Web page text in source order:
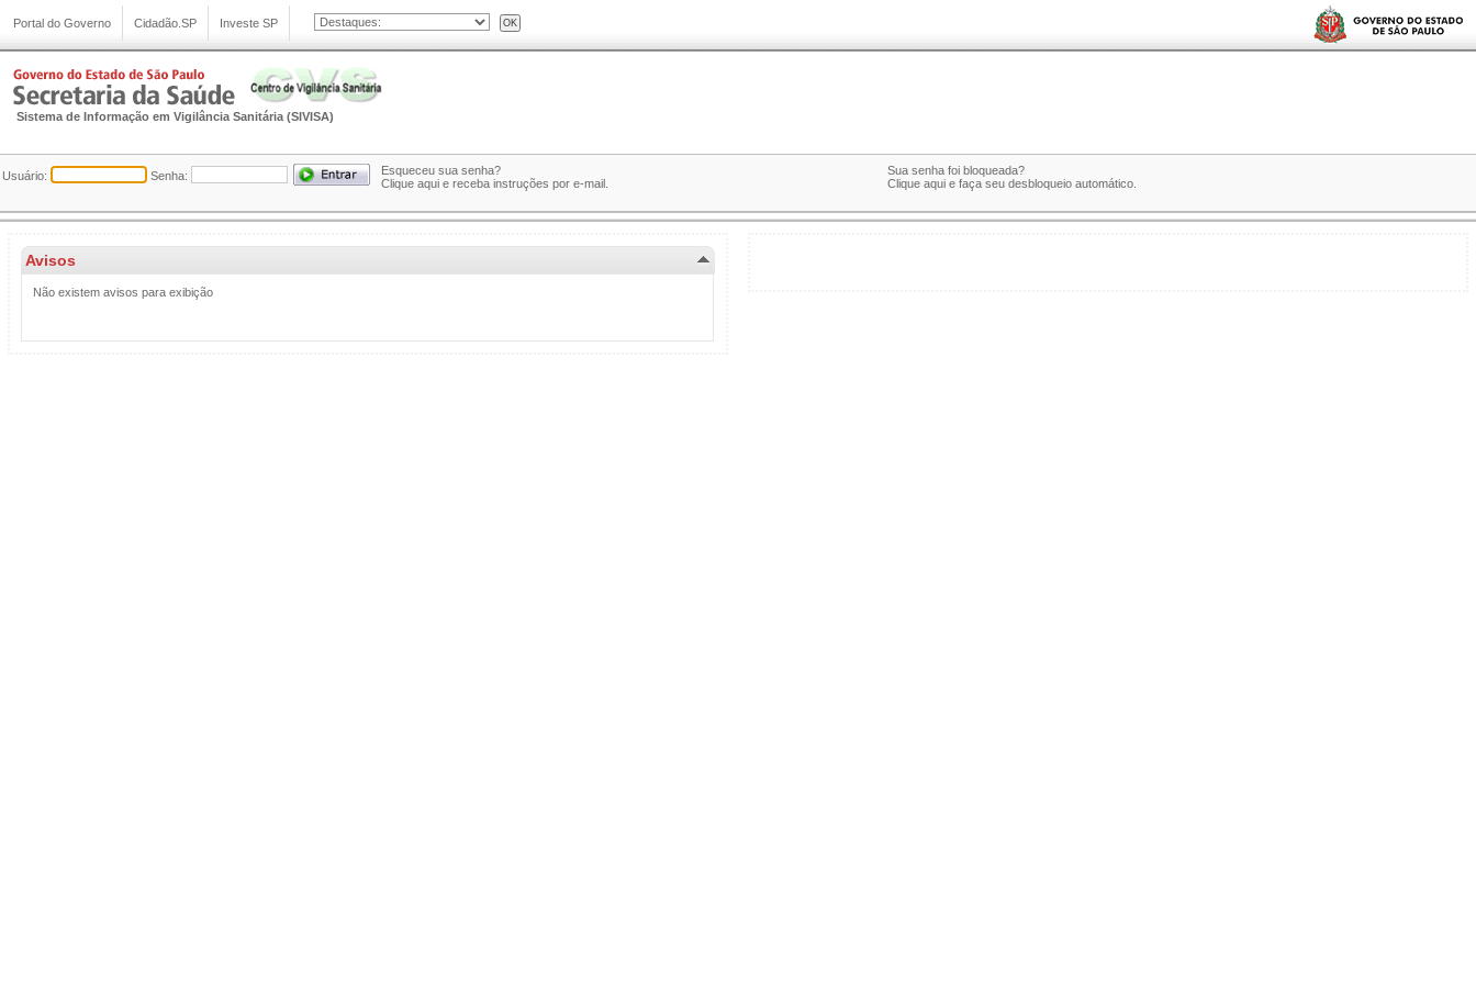
Sistema de Informação em Vigilância Sanitária (SIVISA)
Usuário: Senha:
Esqueceu sua senha?
Clique aqui e receba instruções por e-mail.
Sua senha foi bloqueada?
Clique aqui e faça seu desbloqueio automático.
Avisos
Não existem avisos para exibição